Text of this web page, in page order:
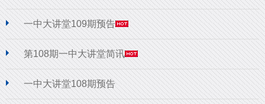
一中大讲堂109期预告
第108期一中大讲堂简讯
一中大讲堂108期预告